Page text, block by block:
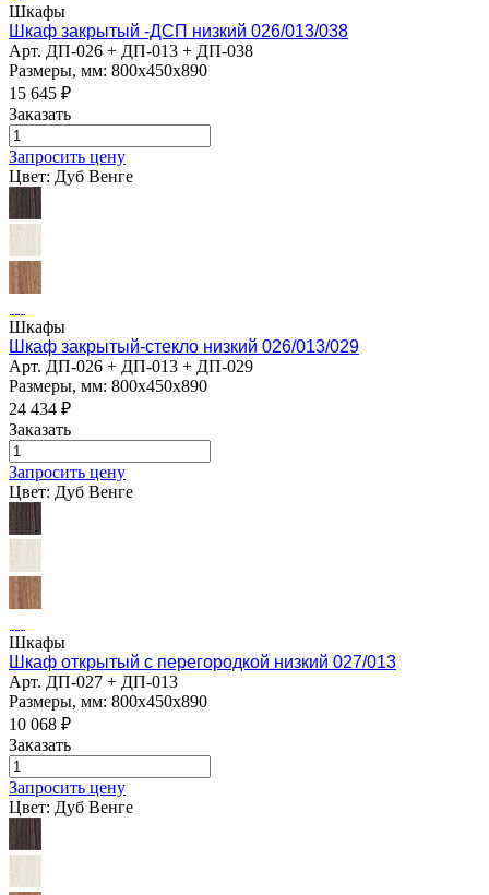
Шкафы
Шкаф закрытый -ДСП низкий 026/013/038
Арт. ДП-026 + ДП-013 + ДП-038
Размеры, мм: 800х450х890
15 645 ₽
Заказать
Запросить цену
Цвет: Дуб Венге
Шкафы
Шкаф закрытый-стекло низкий 026/013/029
Арт. ДП-026 + ДП-013 + ДП-029
Размеры, мм: 800х450х890
24 434 ₽
Заказать
Запросить цену
Цвет: Дуб Венге
Шкафы
Шкаф открытый с перегородкой низкий 027/013
Арт. ДП-027 + ДП-013
Размеры, мм: 800х450х890
10 068 ₽
Заказать
Запросить цену
Цвет: Дуб Венге